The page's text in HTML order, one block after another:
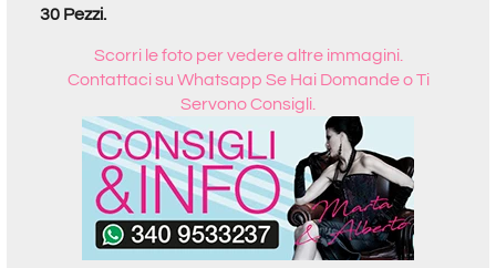
30 Pezzi.
Scorri le foto per vedere altre immagini.
Contattaci su Whatsapp Se Hai Domande o Ti
Servono Consigli.